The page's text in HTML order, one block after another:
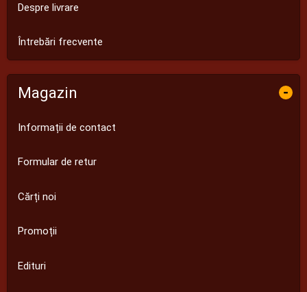
Despre livrare
Întrebări frecvente
Magazin -
Informații de contact
Formular de retur
Cărți noi
Promoții
Edituri